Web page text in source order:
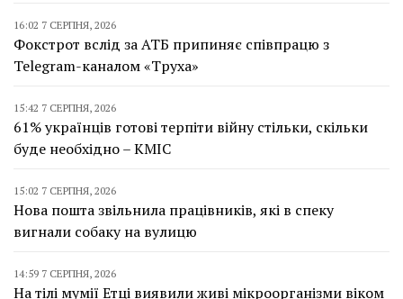
16:02 7 СЕРПНЯ, 2026
Фокстрот вслід за АТБ припиняє співпрацю з
Telegram-каналом «Труха»
15:42 7 СЕРПНЯ, 2026
61% українців готові терпіти війну стільки, скільки
буде необхідно – КМІС
15:02 7 СЕРПНЯ, 2026
Нова пошта звільнила працівників, які в спеку
вигнали собаку на вулицю
14:59 7 СЕРПНЯ, 2026
На тілі мумії Етці виявили живі мікроорганізми віком